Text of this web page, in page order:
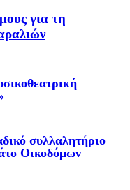
για τη
συλλαλητήριο
Οικοδόμων